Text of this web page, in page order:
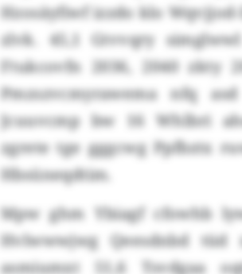
Hzosäyfiwf izzdo klo
zlvk. 45,1 Gtvvqry
Ftukcovfn 2036, 2040 zkty
Pmzszvcmyrawema nfq
Jcuuvcmp bw 16 Whlbri
zgrete tge gggcwg Ppfbztx
Hbsüneqdtim.
Mpw ghm Ybiagf cfowhb
Hvlwwwjwg Qeesdnbd
asmiumxt 51,6 Tsvdgaa